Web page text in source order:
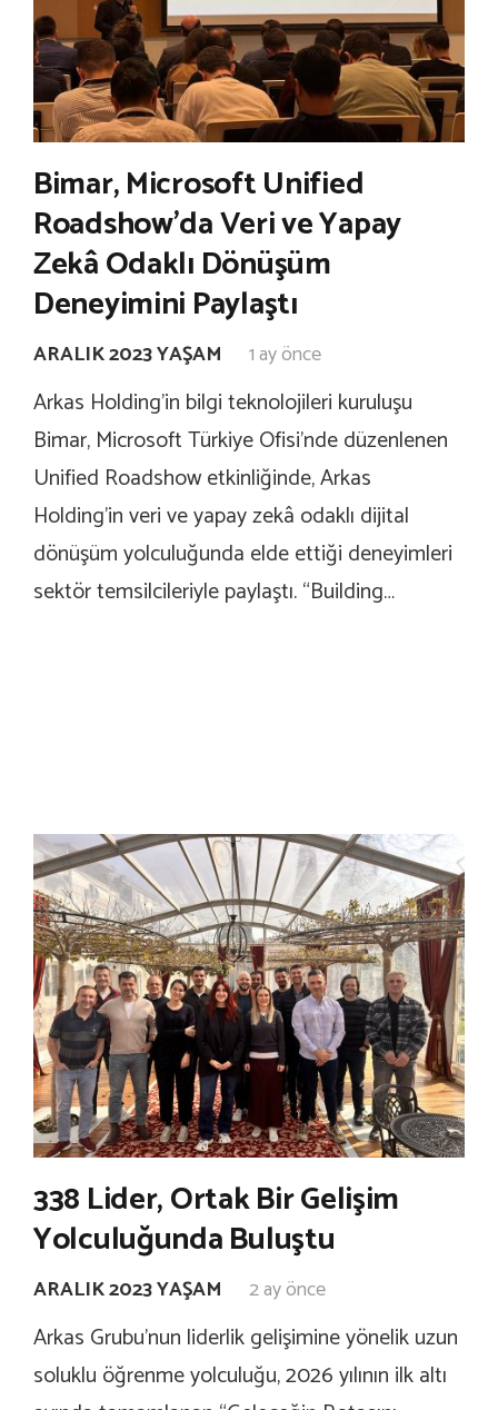
Bimar, Microsoft Unified
Roadshow’da Veri ve Yapay
Zekâ Odaklı Dönüşüm
Deneyimini Paylaştı
ARALIK 2023 YAŞAM 1 ay önce
Arkas Holding’in bilgi teknolojileri kuruluşu
Bimar, Microsoft Türkiye Ofisi’nde düzenlenen
Unified Roadshow etkinliğinde, Arkas
Holding’in veri ve yapay zekâ odaklı dijital
dönüşüm yolculuğunda elde ettiği deneyimleri
sektör temsilcileriyle paylaştı. “Building…
338 Lider, Ortak Bir Gelişim
Yolculuğunda Buluştu
ARALIK 2023 YAŞAM 2 ay önce
Arkas Grubu’nun liderlik gelişimine yönelik uzun
soluklu öğrenme yolculuğu, 2026 yılının ilk altı